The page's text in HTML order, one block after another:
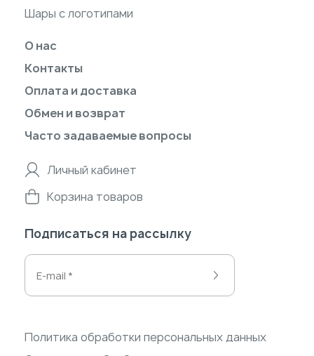
Шары с логотипами
О нас
Контакты
Оплата и доставка
Обмен и возврат
Часто задаваемые вопросы
Личный кабинет
Корзина товаров
Подписаться на рассылку
Политика обработки персональных данных